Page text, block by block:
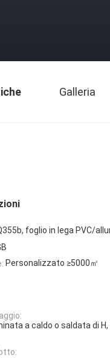
Galleria
foglio in lega PVC/
Personalizzato ≥5000㎡
a caldo o saldata di